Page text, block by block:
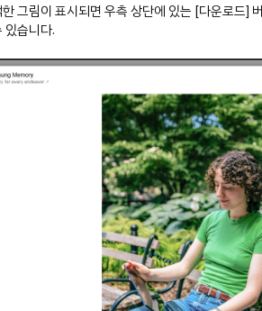
그림이 표시되면 우측 상단에 있는 [다운로드]
있습니다.